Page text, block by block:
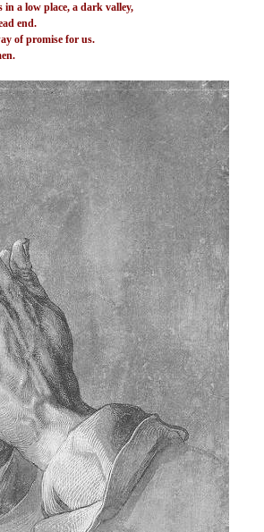
in a low place, a dark valley,
end.
of promise for us.